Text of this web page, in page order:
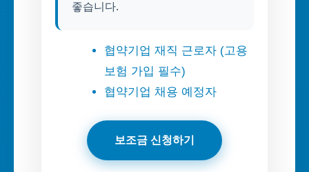
좋습니다.
협약기업 재직 근로자 (고용
보험 가입 필수)
협약기업 채용 예정자
보조금 신청하기